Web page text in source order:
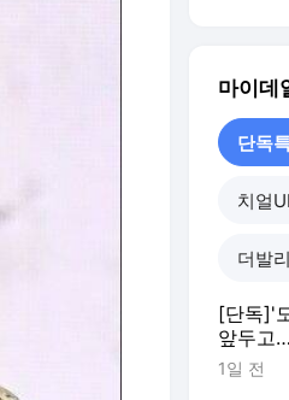
마이데
치얼
더발
[단독]'
앞두고
시 '몽땅'
1일 전